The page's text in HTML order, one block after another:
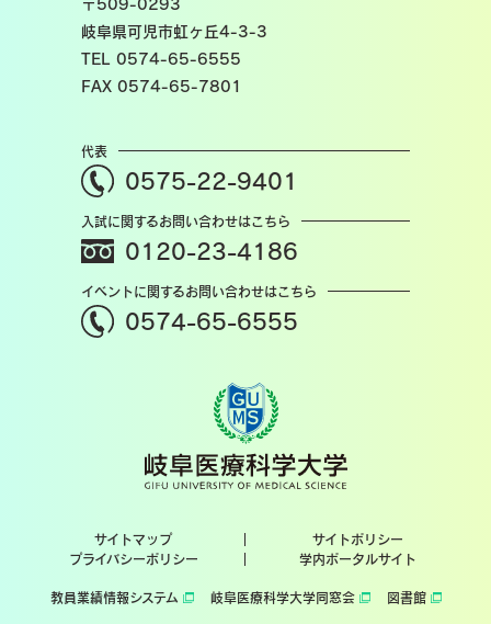
〒509-0293
岐阜県可児市虹ヶ丘4-3-3
TEL 0574-65-6555
FAX 0574-65-7801
代表
0575-22-9401
入試に関するお問い合わせはこちら
0120-23-4186
イベントに関するお問い合わせはこちら
0574-65-6555
サイトマップ
サイトポリシー
プライバシーポリシー
学内ポータルサイト
教員業績情報システム 岐阜医療科学大学同窓会 図書館